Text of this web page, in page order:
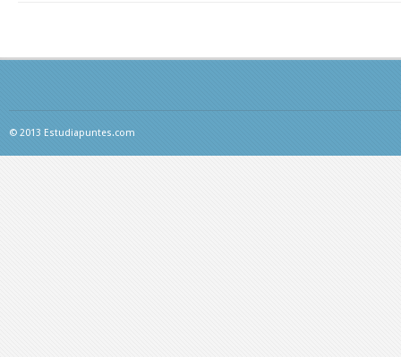
© 2013 Estudiapuntes.com